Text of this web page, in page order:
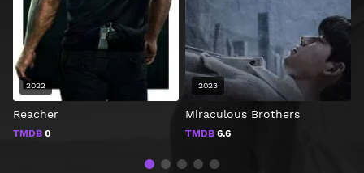
Reacher
TMDB 0
2022
Miraculous Brothers
TMDB 6.6
2023